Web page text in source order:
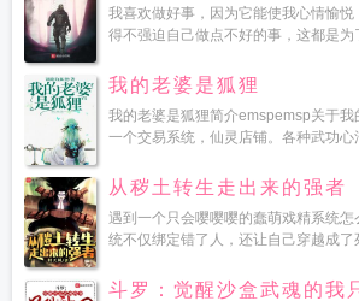
我喜欢做好事，因为它能使我心情愉
得不强迫自己做点不好的事，这都是
我的老婆是狐狸
我的老婆是狐狸简介emspemsp关于我
一个交易系统，仙灵店铺。各种武功心
从秽土转生走出来的强者
遇到一个只会嘤嘤嘤的蠢萌戏精系统
统不仅绑定错了人，还让自己穿越成了
斗罗：觉醒沙盒武魂的我